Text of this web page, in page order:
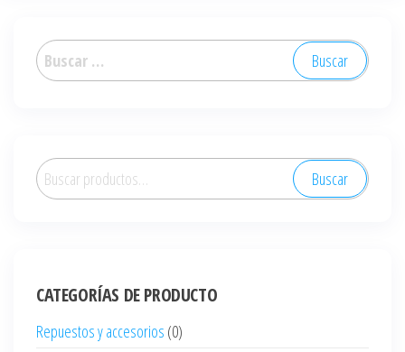
Buscar:
Buscar
por:
Buscar
CATEGORÍAS DE PRODUCTO
Repuestos y accesorios (0)